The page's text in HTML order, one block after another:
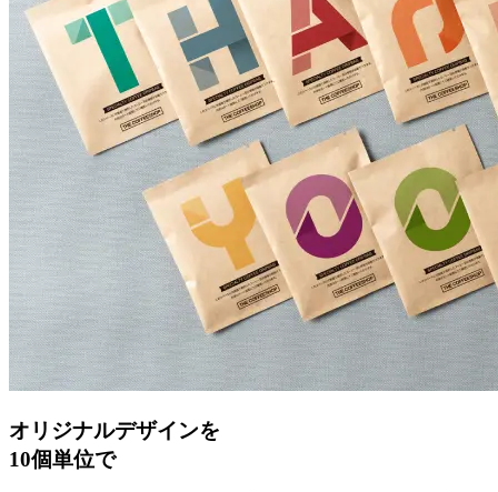
オリジナルデザインを
10個単位で